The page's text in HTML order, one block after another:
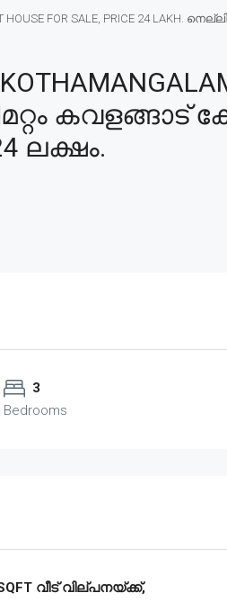
HOUSE FOR SALE, PRICE 24
ലക്ഷം.
3
Bedrooms
വീട് വില്പനയ്ക്ക്,